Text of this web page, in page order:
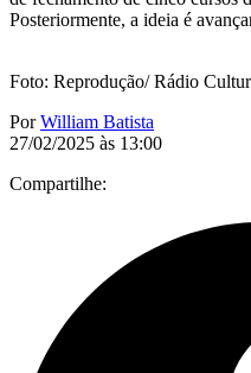
Posteriormente, a ideia é
Foto: Reprodução/ Rádio
PorWilliam Batista
27/02/2025 às 13:00
Compartilhe: